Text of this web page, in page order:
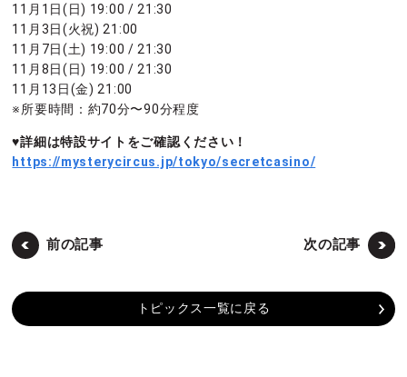
11月1日(日) 19:00 / 21:30
11月3日(火祝) 21:00
11月7日(土) 19:00 / 21:30
11月8日(日) 19:00 / 21:30
11月13日(金) 21:00
※所要時間：約70分〜90分程度
♥詳細は特設サイトをご確認ください！
https://mysterycircus.jp/tokyo/secretcasino/
前の記事 次の記事
トピックス一覧に戻る